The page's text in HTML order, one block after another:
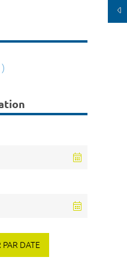
PAR DATE